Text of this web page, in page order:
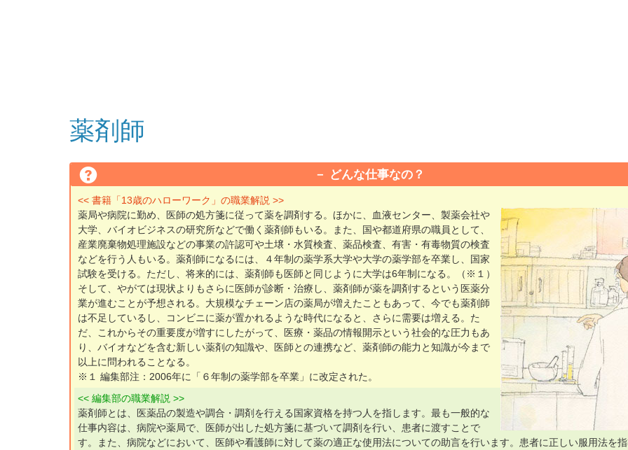
薬剤師
どんな仕事なの？
<< 書籍「13歳のハローワーク」の職業解説 >>
薬局や病院に勤め、医師の処方箋に従って薬を調剤する。ほかに、血液センター、製薬会社や
大学、バイオビジネスの研究所などで働く薬剤師もいる。また、国や都道府県の職員として、
産業廃棄物処理施設などの事業の許認可や土壌・水質検査、薬品検査、有害・有毒物質の検査
などを行う人もいる。薬剤師になるには、４年制の薬学系大学や大学の薬学部を卒業し、国家
試験を受ける。ただし、将来的には、薬剤師も医師と同じように大学は6年制になる。（※１）
そして、やがては現状よりもさらに医師が診断・治療し、薬剤師が薬を調剤するという医薬分
業が進むことが予想される。大規模なチェーン店の薬局が増えたこともあって、今でも薬剤師
は不足しているし、コンビニに薬が置かれるような時代になると、さらに需要は増える。た
だ、これからその重要度が増すにしたがって、医療・薬品の情報開示という社会的な圧力もあ
り、バイオなどを含む新しい薬剤の知識や、医師との連携など、薬剤師の能力と知識が今まで
以上に問われることなる。
※１ 編集部注：2006年に「６年制の薬学部を卒業」に改定された。
<< 編集部の職業解説 >>
薬剤師とは、医薬品の製造や調合・調剤を行える国家資格を持つ人を指します。最も一般的な
仕事内容は、病院や薬局で、医師が出した処方箋に基づいて調剤を行い、患者に渡すことで
す。また、病院などにおいて、医師や看護師に対して薬の適正な使用法についての助言を行います。患者に正しい服用法を